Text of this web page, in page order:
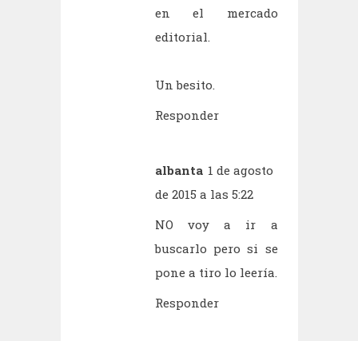
en el mercado
editorial.
Un besito.
Responder
albanta 1 de agosto
de 2015 a las 5:22
NO voy a ir a
buscarlo pero si se
pone a tiro lo leería.
Responder